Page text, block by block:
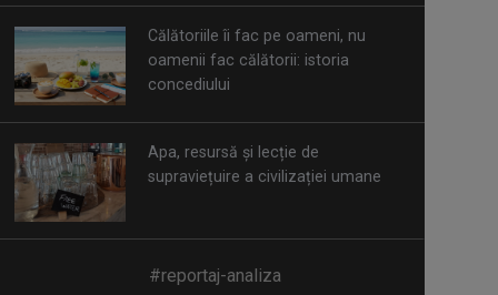
concediului
Apa, resursă și lecție de
#reportaj-analiza